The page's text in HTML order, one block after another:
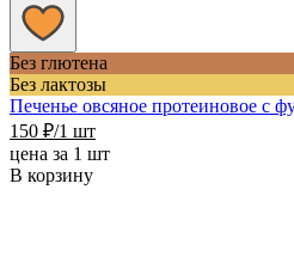
Без глютена
Без лактозы
Печенье овсяное протеиновое с
150 ₽/1 шт
цена за 1 шт
В корзину